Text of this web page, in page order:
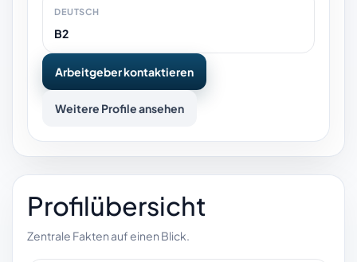
DEUTSCH
B2
Arbeitgeber kontaktieren
Weitere Profile ansehen
Profilübersicht
Zentrale Fakten auf einen Blick.